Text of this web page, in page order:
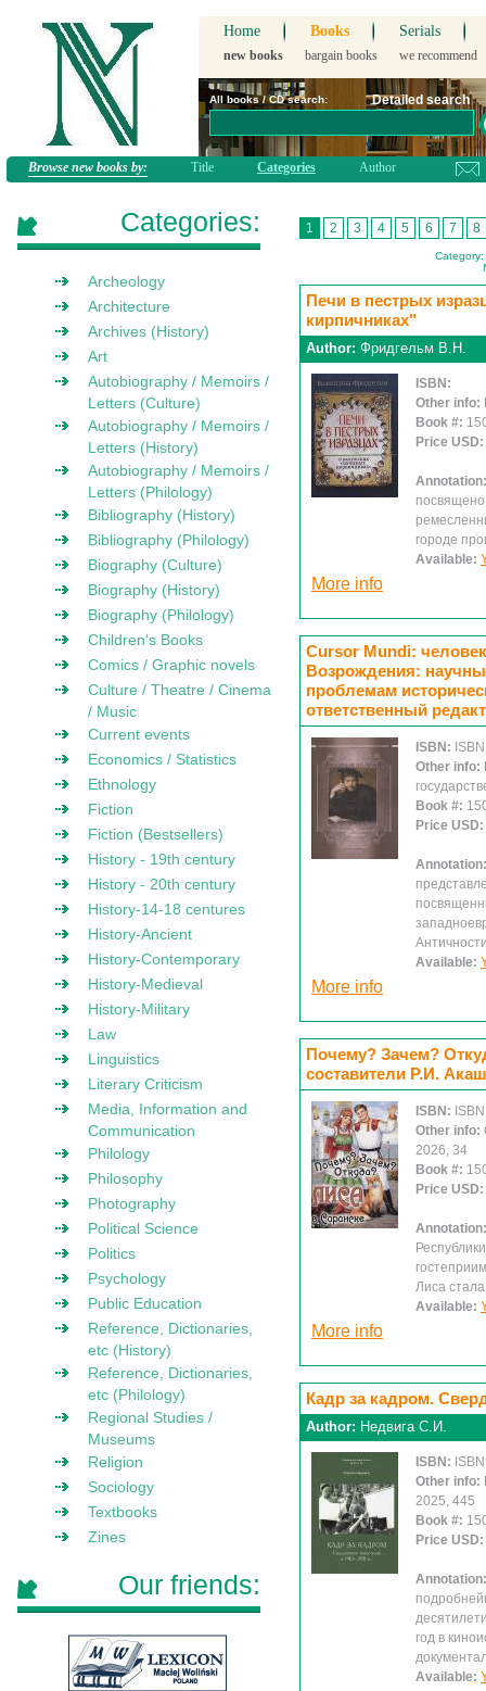
Home Books Serials
new books bargain books we recommend
All books / CD search: Detailed search
Browse new books by: Title Categories Author
1 2 3 4 5 6 7 8
Category:
Печи в пестрых
кирпичниках"
Author: Фридгельм В.Н.
ISBN:
Other info:
Book #:
Price USD:
посвящено
городе
Available:
More info
Cursor Mundi:
Возрождения:
проблемам
ответственный
ISBN:
Other info:
Book #:
Price USD:
Available:
More info
Почему? Зачем?
составители Р.И.
ISBN:
Other info:
2026, 34
Book #:
Price USD:
Лиса
Available:
More info
Кадр за кадром.
Author: Недвига С.И.
ISBN:
Other info:
2025, 445
Book #:
Price USD:
год в
Available:
Categories:
Archeology
Architecture
Archives (History)
Art
Autobiography / Memoirs /
Letters (Culture)
Autobiography / Memoirs /
Letters (History)
Autobiography / Memoirs /
Letters (Philology)
Bibliography (History)
Bibliography (Philology)
Biography (Culture)
Biography (History)
Biography (Philology)
Children's Books
Comics / Graphic novels
Culture / Theatre / Cinema
/ Music
Current events
Economics / Statistics
Ethnology
Fiction
Fiction (Bestsellers)
History - 19th century
History - 20th century
History-14-18 centures
History-Ancient
History-Contemporary
History-Medieval
History-Military
Law
Linguistics
Literary Criticism
Media, Information and
Communication
Philology
Philosophy
Photography
Political Science
Politics
Psychology
Public Education
Reference, Dictionaries,
etc (History)
Reference, Dictionaries,
etc (Philology)
Regional Studies /
Museums
Religion
Sociology
Textbooks
Zines
Our friends: